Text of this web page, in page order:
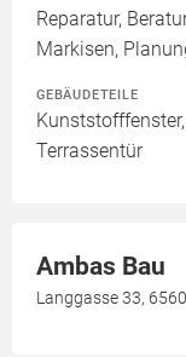
Reparatur,
Markisen,
GEBÄUDETEILE
Terrassentür
Ambas Bau
Langgasse 33,